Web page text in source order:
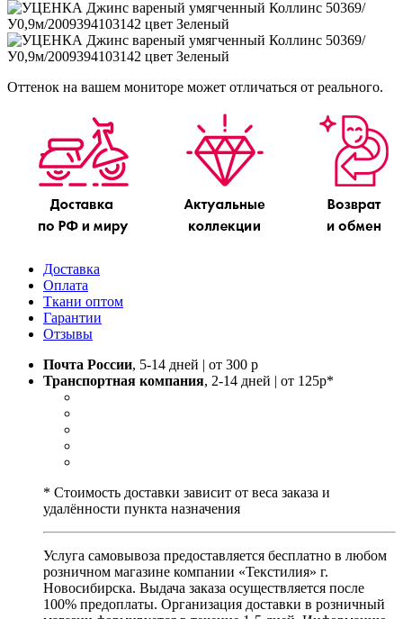
Оттенок на вашем мониторе может отличаться от реального.
Доставка
Оплата
Ткани оптом
Гарантии
Отзывы
Почта России, 5-14 дней | от 300 р
Транспортная компания, 2-14 дней | от 125р*
* Стоимость доставки зависит от веса заказа и
удалённости пункта назначения
Услуга самовывоза предоставляется бесплатно в любом
розничном магазине компании «Текстилия» г.
Новосибирска. Выдача заказа осуществляется после
100% предоплаты. Организация доставки в розничный